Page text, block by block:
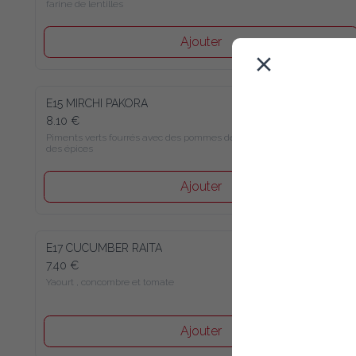
lentilles
Ajouter
E15 MIRCHI PAKORA
8.10 €
Piments verts fourrés avec des pommes de terre et des épices
Ajouter
E17 CUCUMBER RAITA
7.40 €
Yaourt , concombre et tomate
Ajouter